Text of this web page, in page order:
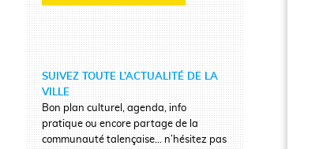
SUIVEZ TOUTE L’ACTUALITÉ DE LA
VILLE
Bon plan culturel, agenda, info
pratique ou encore partage de la
communauté talençaise… n’hésitez pas